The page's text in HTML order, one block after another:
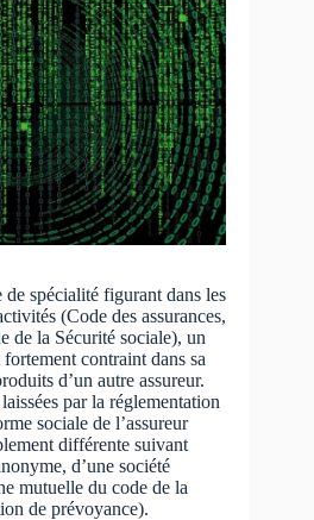
spécialité figurant dans les
(Code des assurances,
de la Sécurité sociale), un
fortement contraint dans sa
d’un autre assureur.
par la réglementation
sociale de l’assureur
différente suivant
d’une société
mutuelle du code de la
de prévoyance).